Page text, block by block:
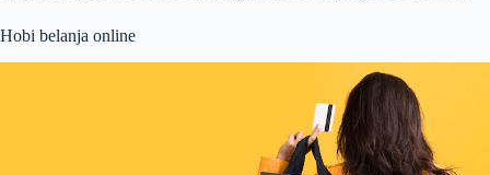
Hobi belanja online